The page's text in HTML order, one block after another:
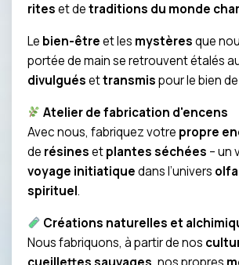
riteset detraditions du monde
Le bien-êtreet les mystèresque
portée de main se retrouvent étalés
divulguésettransmispour le bien
Atelier de fabrication d'encens
Avec nous, fabriquez votre propre
de résinesetplantes séchées – un
voyage initiatiquedans l’univers
spirituel.
Créations naturelles et
Nous fabriquons, à partir de nos